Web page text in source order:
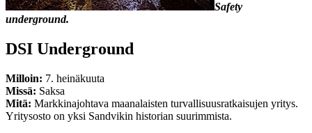
Safety
underground.
DSI Underground
Milloin: 7. heinäkuuta
Missä: Saksa
Mitä: Markkinajohtava maanalaisten turvallisuusratkaisujen yritys.
Yritysosto on yksi Sandvikin historian suurimmista.